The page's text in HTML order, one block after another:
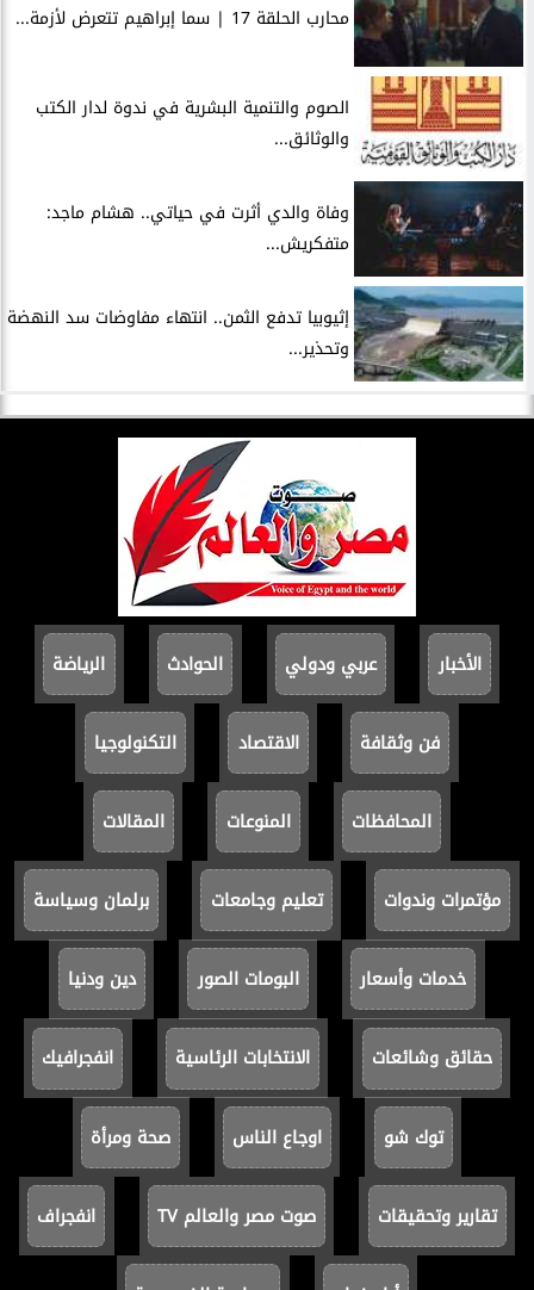
محارب الحلقة 17 | سما إبراهيم تتعرض لأزمة...
الصوم والتنمية البشرية في ندوة لدار الكتب
والوثائق...
وفاة والدي أثرت في حياتي.. هشام ماجد:
متفكريش...
إثيوبيا تدفع الثمن.. انتهاء مفاوضات سد النهضة
وتحذير...
الأخبار عربي ودولي الحوادث الرياضة
فن وثقافة الاقتصاد التكنولوجيا
المحافظات المنوعات المقالات
مؤتمرات وندوات تعليم وجامعات برلمان وسياسة
خدمات وأسعار البومات الصور دين ودنيا
حقائق وشائعات الانتخابات الرئاسية انفجرافيك
توك شو اوجاع الناس صحة ومرأة
تقارير وتحقيقات صوت مصر والعالم TV انفجراف